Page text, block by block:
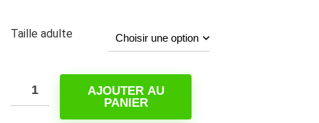
était :
20,00 $.
est :
13,27 $.
Taille adulte
AJOUTER AU
PANIER